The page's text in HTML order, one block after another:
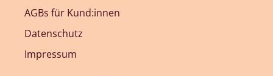
AGBs für Kund:innen
Datenschutz
Impressum